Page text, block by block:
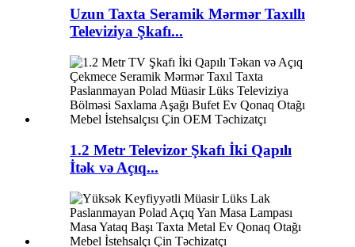
Uzun Taxta Seramik Mərmər Taxıllı
Televiziya Şkafı...
1.2 Metr Televizor Şkafı İki Qapılı
İtək və Açıq...